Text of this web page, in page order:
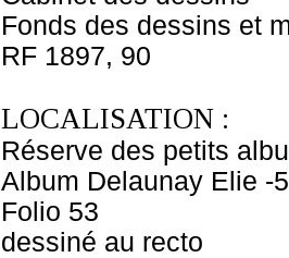
Fonds des dessins et
RF 1897, 90
LOCALISATION :
Réserve des petits
Album Delaunay Elie -
Folio 53
dessiné au recto